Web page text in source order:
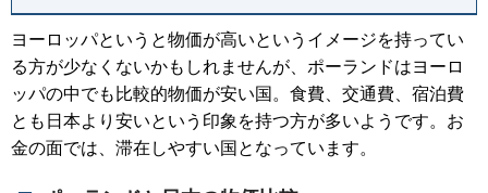
ヨーロッパというと物価が高いというイメージを持ってい
る方が少なくないかもしれませんが、ポーランドはヨーロ
ッパの中でも比較的物価が安い国。食費、交通費、宿泊費
とも日本より安いという印象を持つ方が多いようです。お
金の面では、滞在しやすい国となっています。